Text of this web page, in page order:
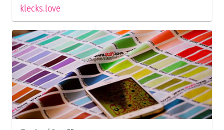
klecks.love